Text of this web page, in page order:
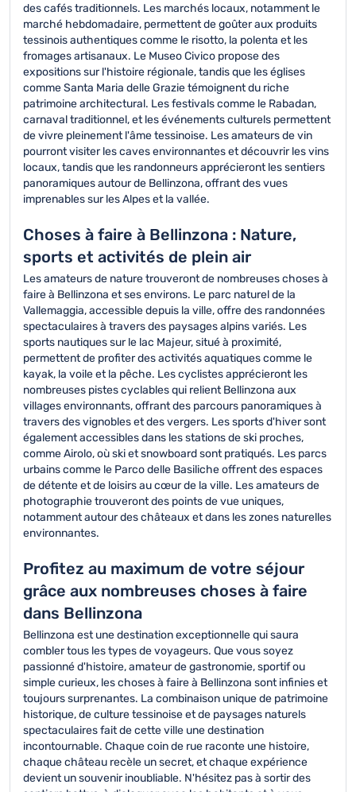
des cafés traditionnels. Les marchés locaux, notamment le
marché hebdomadaire, permettent de goûter aux produits
tessinois authentiques comme le risotto, la polenta et les
fromages artisanaux. Le Museo Civico propose des
expositions sur l'histoire régionale, tandis que les églises
comme Santa Maria delle Grazie témoignent du riche
patrimoine architectural. Les festivals comme le Rabadan,
carnaval traditionnel, et les événements culturels permettent
de vivre pleinement l'âme tessinoise. Les amateurs de vin
pourront visiter les caves environnantes et découvrir les vins
locaux, tandis que les randonneurs apprécieront les sentiers
panoramiques autour de Bellinzona, offrant des vues
imprenables sur les Alpes et la vallée.
Choses à faire à Bellinzona : Nature,
sports et activités de plein air
Les amateurs de nature trouveront de nombreuses choses à
faire à Bellinzona et ses environs. Le parc naturel de la
Vallemaggia, accessible depuis la ville, offre des randonnées
spectaculaires à travers des paysages alpins variés. Les
sports nautiques sur le lac Majeur, situé à proximité,
permettent de profiter des activités aquatiques comme le
kayak, la voile et la pêche. Les cyclistes apprécieront les
nombreuses pistes cyclables qui relient Bellinzona aux
villages environnants, offrant des parcours panoramiques à
travers des vignobles et des vergers. Les sports d'hiver sont
également accessibles dans les stations de ski proches,
comme Airolo, où ski et snowboard sont pratiqués. Les parcs
urbains comme le Parco delle Basiliche offrent des espaces
de détente et de loisirs au cœur de la ville. Les amateurs de
photographie trouveront des points de vue uniques,
notamment autour des châteaux et dans les zones naturelles
environnantes.
Profitez au maximum de votre séjour
grâce aux nombreuses choses à faire
dans Bellinzona
Bellinzona est une destination exceptionnelle qui saura
combler tous les types de voyageurs. Que vous soyez
passionné d'histoire, amateur de gastronomie, sportif ou
simple curieux, les choses à faire à Bellinzona sont infinies et
toujours surprenantes. La combinaison unique de patrimoine
historique, de culture tessinoise et de paysages naturels
spectaculaires fait de cette ville une destination
incontournable. Chaque coin de rue raconte une histoire,
chaque château recèle un secret, et chaque expérience
devient un souvenir inoubliable. N'hésitez pas à sortir des